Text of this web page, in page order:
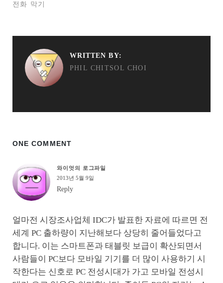
전화 막기
WRITTEN BY:
PHIL CHITSOL CHOI
ONE COMMENT
와이엇의 로그파일
2013년 5월 9일
Reply
얼마전 시장조사업체 IDC가 발표한 자료에 따르면 전
세계 PC 출하량이 지난해보다 상당히 줄어들었다고
합니다. 이는 스마트폰과 태블릿 보급이 확산되면서
사람들이 PC보다 모바일 기기를 더 많이 사용하기 시
작한다는 신호로 PC 전성시대가 가고 모바일 전성시